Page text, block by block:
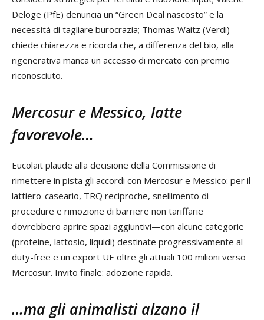
Deloge (PfE) denuncia un “Green Deal nascosto” e la
necessità di tagliare burocrazia; Thomas Waitz (Verdi)
chiede chiarezza e ricorda che, a differenza del bio, alla
rigenerativa manca un accesso di mercato con premio
riconosciuto.
Mercosur e Messico, latte
favorevole…
Eucolait plaude alla decisione della Commissione di
rimettere in pista gli accordi con Mercosur e Messico: per il
lattiero-caseario, TRQ reciproche, snellimento di
procedure e rimozione di barriere non tariffarie
dovrebbero aprire spazi aggiuntivi—con alcune categorie
(proteine, lattosio, liquidi) destinate progressivamente al
duty-free e un export UE oltre gli attuali 100 milioni verso
Mercosur. Invito finale: adozione rapida.
…ma gli animalisti alzano il